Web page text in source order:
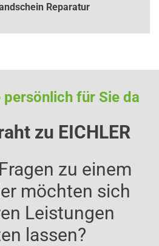
Reparatur
für Sie da
zu EICHLER
zu einem
möchten sich
Leistungen
lassen?